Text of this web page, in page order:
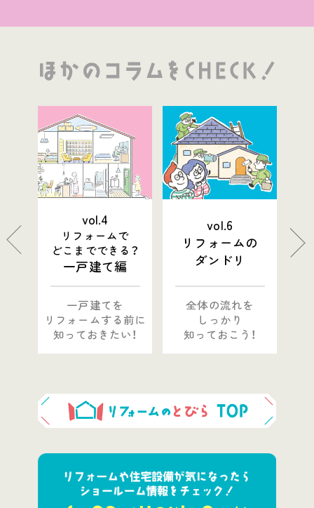
由
vol.4
リフォームで
どこまでできる？
一戸建て編
一戸建てを
リフォームする前に
知っておきたい！
vol.6
リフォームの
ダンドリ
全体の流れを
しっかり
知っておこう！